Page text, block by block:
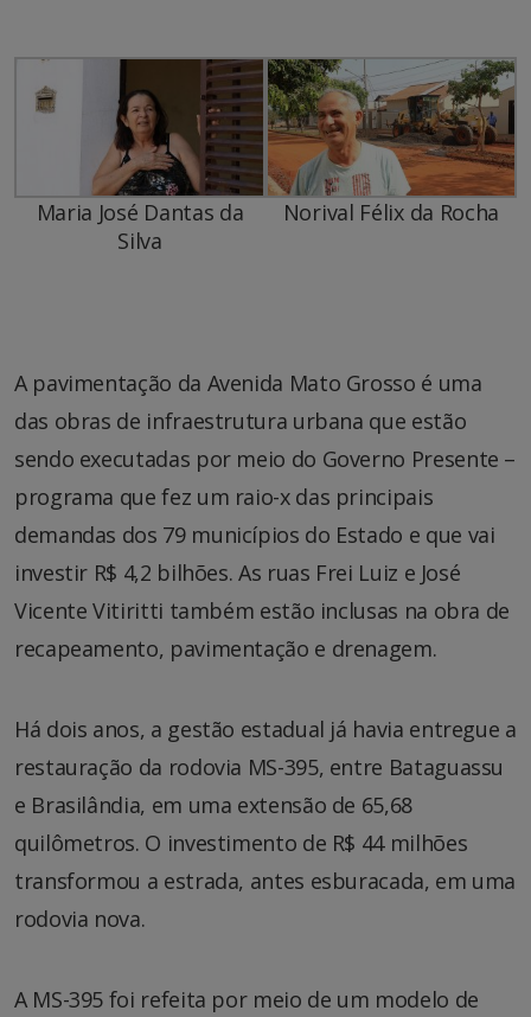
Maria José Dantas da
Silva
Norival Félix da Rocha
A pavimentação da Avenida Mato Grosso é uma
das obras de infraestrutura urbana que estão
sendo executadas por meio do Governo Presente –
programa que fez um raio-x das principais
demandas dos 79 municípios do Estado e que vai
investir R$ 4,2 bilhões. As ruas Frei Luiz e José
Vicente Vitiritti também estão inclusas na obra de
recapeamento, pavimentação e drenagem.
Há dois anos, a gestão estadual já havia entregue a
restauração da rodovia MS-395, entre Bataguassu
e Brasilândia, em uma extensão de 65,68
quilômetros. O investimento de R$ 44 milhões
transformou a estrada, antes esburacada, em uma
rodovia nova.
A MS-395 foi refeita por meio de um modelo de